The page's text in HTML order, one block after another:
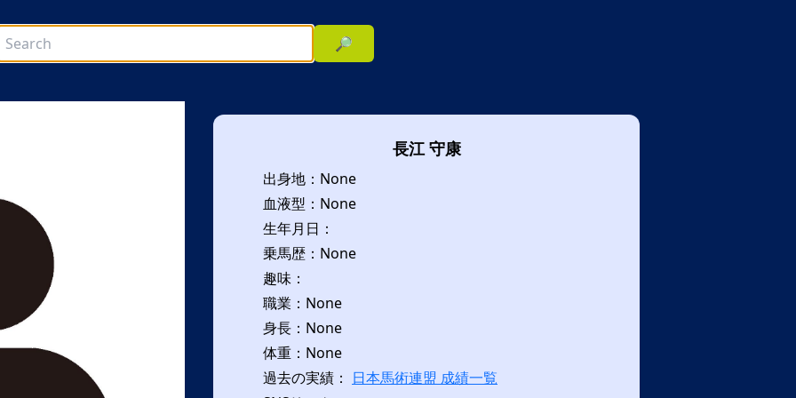
🔎
長江 守康
出身地：None
血液型：None
生年月日：
乗馬歴：None
趣味：
職業：None
身長：None
体重：None
過去の実績： 日本馬術連盟 成績一覧